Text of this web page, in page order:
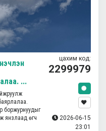
...
боржурнуудыг
янзлаад өгч
цахим код:
2299979
2026-06-15
23:01